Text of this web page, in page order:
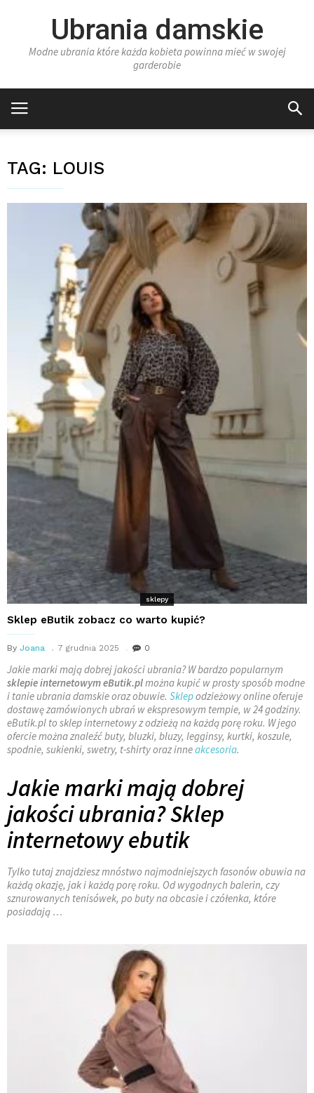
Ubrania damskie
Modne ubrania które każda kobieta powinna mieć w swojej
garderobie
TAG: LOUIS
sklepy
Sklep eButik zobacz co warto kupić?
By Joana 7 grudnia 2025 0
Jakie marki mają dobrej jakości ubrania? W bardzo popularnym
sklepie internetowym eButik.plmożna kupić w prosty sposób modne
i tanie ubrania damskie oraz obuwie. Sklepodzieżowy online oferuje
dostawę zamówionych ubrań w ekspresowym tempie, w 24 godziny.
eButik.pl to sklep internetowy z odzieżą na każdą porę roku. W jego
ofercie można znaleźć buty, bluzki, bluzy, legginsy, kurtki, koszule,
spodnie, sukienki, swetry, t-shirty oraz inneakcesoria.
Jakie marki mają dobrej
jakości ubrania? Sklep
internetowy ebutik
Tylko tutaj znajdziesz mnóstwo najmodniejszych fasonów obuwia na
każdą okazję, jak i każdą porę roku. Od wygodnych balerin, czy
sznurowanych tenisówek, po buty na obcasie i czółenka, które
posiadają …